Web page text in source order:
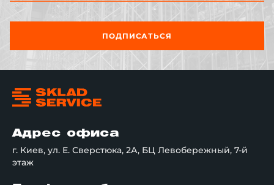
ПОДПИСАТЬСЯ
Адрес офиса
г. Киев, ул. Е. Сверстюка, 2А, БЦ Левобережный, 7-й
этаж